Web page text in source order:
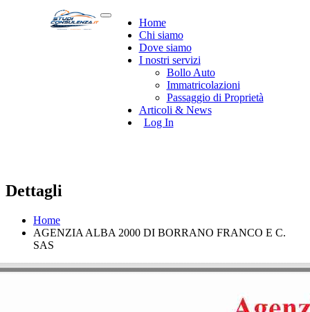
Home
Chi siamo
Dove siamo
I nostri servizi
Bollo Auto
Immatricolazioni
Passaggio di Proprietà
Articoli & News
Log In
Dettagli
Home
AGENZIA ALBA 2000 DI BORRANO FRANCO E C.
SAS